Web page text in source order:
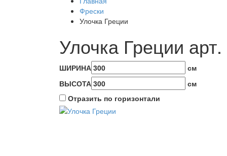
Фрески
Улочка Греции
Улочка Греции арт.
ШИРИНА
см
ВЫСОТА
см
Отразить по горизонтали